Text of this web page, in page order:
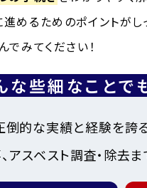
めるためのポイントがし
みてください！
な些細なことで
倒的な実績と経験を誇
スベスト調査・除去ま